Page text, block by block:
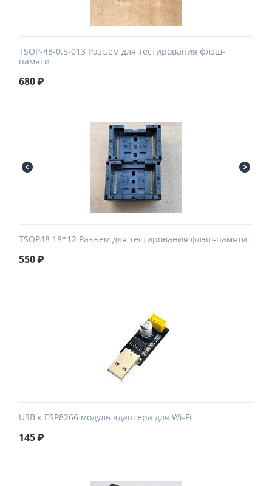
TSOP-48-0.5-013 Разъем для тестирования флэш-
памяти
680₽
TSOP48 18*12 Разъем для тестирования флэш-памяти
550₽
USB к ESP8266 модуль адаптера для Wi-Fi
145₽